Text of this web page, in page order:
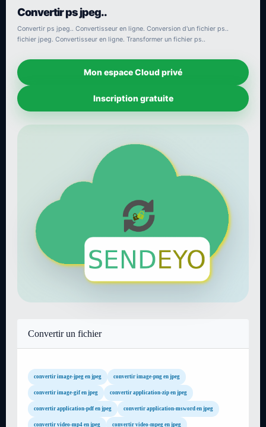
Convertir ps jpeg..
Convertir ps jpeg.. Convertisseur en ligne. Conversion d'un fichier ps..
fichier jpeg. Convertisseur en ligne. Transformer un fichier ps..
Mon espace Cloud privé
Inscription gratuite
Convertir un fichier
convertir image-jpeg en jpeg convertir image-png en jpeg
convertir image-gif en jpeg convertir application-zip en jpeg
convertir application-pdf en jpeg convertir application-msword en jpeg
convertir video-mp4 en jpeg convertir video-mpeg en jpeg